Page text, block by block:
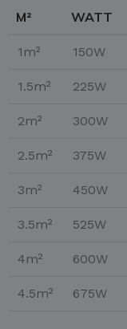
M² WATT
1m² 150W
1.5m² 225W
2m² 300W
2.5m² 375W
3m² 450W
3.5m² 525W
4m² 600W
4.5m² 675W